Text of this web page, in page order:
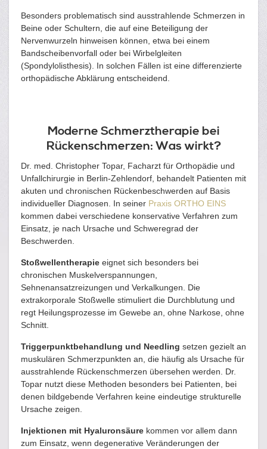
Besonders problematisch sind ausstrahlende Schmerzen in
Beine oder Schultern, die auf eine Beteiligung der
Nervenwurzeln hinweisen können, etwa bei einem
Bandscheibenvorfall oder bei Wirbelgleiten
(Spondylolisthesis). In solchen Fällen ist eine differenzierte
orthopädische Abklärung entscheidend.
Moderne Schmerztherapie bei
Rückenschmerzen: Was wirkt?
Dr. med. Christopher Topar, Facharzt für Orthopädie und
Unfallchirurgie in Berlin-Zehlendorf, behandelt Patienten mit
akuten und chronischen Rückenbeschwerden auf Basis
individueller Diagnosen. In seiner Praxis ORTHO EINS
kommen dabei verschiedene konservative Verfahren zum
Einsatz, je nach Ursache und Schweregrad der
Beschwerden.
Stoßwellentherapie eignet sich besonders bei
chronischen Muskelverspannungen,
Sehnenansatzreizungen und Verkalkungen. Die
extrakorporale Stoßwelle stimuliert die Durchblutung und
regt Heilungsprozesse im Gewebe an, ohne Narkose, ohne
Schnitt.
Triggerpunktbehandlung und Needling setzen gezielt an
muskulären Schmerzpunkten an, die häufig als Ursache für
ausstrahlende Rückenschmerzen übersehen werden. Dr.
Topar nutzt diese Methoden besonders bei Patienten, bei
denen bildgebende Verfahren keine eindeutige strukturelle
Ursache zeigen.
Injektionen mit Hyaluronsäure kommen vor allem dann
zum Einsatz, wenn degenerative Veränderungen der